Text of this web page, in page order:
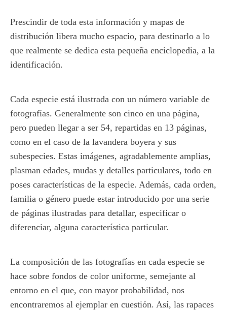
Prescindir de toda esta información y mapas de
distribución libera mucho espacio, para destinarlo a lo
que realmente se dedica esta pequeña enciclopedia, a la
identificación.
Cada especie está ilustrada con un número variable de
fotografías. Generalmente son cinco en una página,
pero pueden llegar a ser 54, repartidas en 13 páginas,
como en el caso de la lavandera boyera y sus
subespecies. Estas imágenes, agradablemente amplias,
plasman edades, mudas y detalles particulares, todo en
poses características de la especie. Además, cada orden,
familia o género puede estar introducido por una serie
de páginas ilustradas para detallar, especificar o
diferenciar, alguna característica particular.
La composición de las fotografías en cada especie se
hace sobre fondos de color uniforme, semejante al
entorno en el que, con mayor probabilidad, nos
encontraremos al ejemplar en cuestión. Así, las rapaces